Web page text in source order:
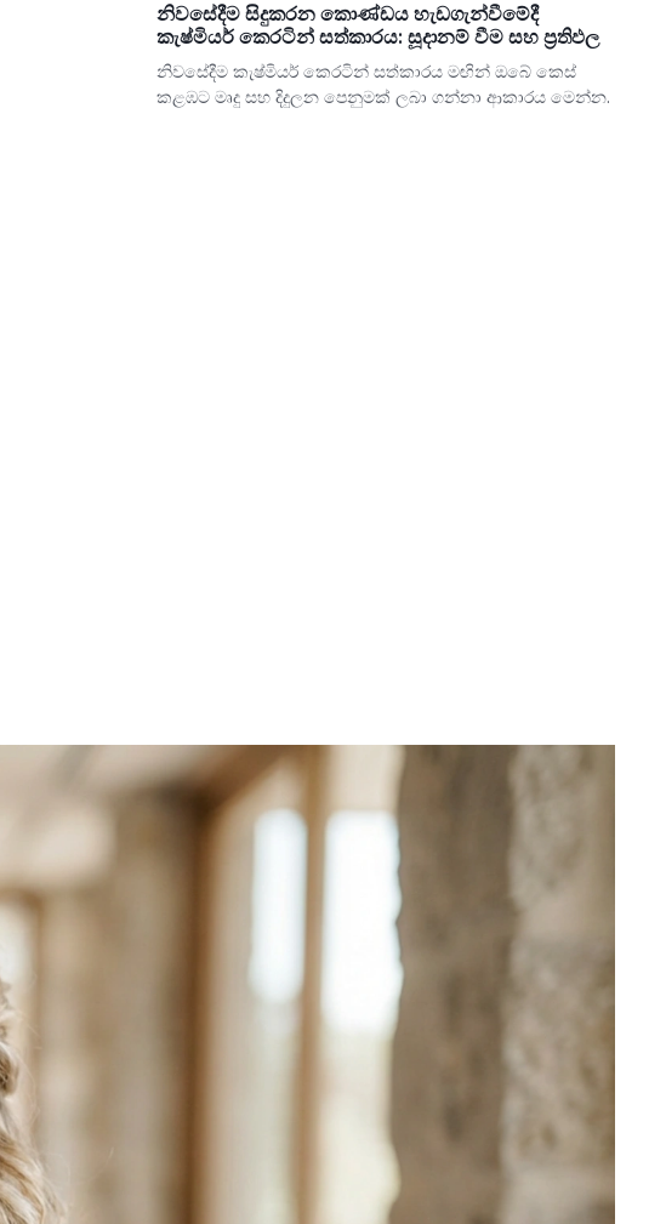
නිවසේදීම සිදුකරන කොණ්ඩය හැඩගැන්වීමේදී
කැෂ්මියර් කෙරටින් සත්කාරය: සූදානම් වීම සහ ප්‍රතිඵල
නිවසේදීම කැෂ්මියර් කෙරටින් සත්කාරය මඟින් ඔබේ කෙස්
කළඹට මෘදු සහ දිදුලන පෙනුමක් ලබා ගන්නා ආකාරය මෙන්න.